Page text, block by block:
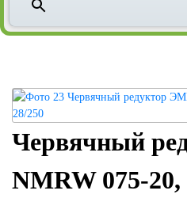
Червячный
NMRW 075-20,